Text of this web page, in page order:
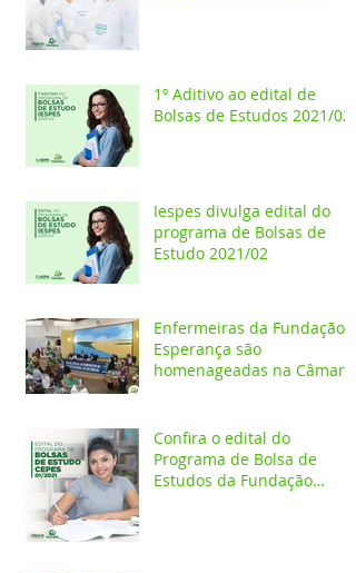
1º Aditivo ao edital de
Bolsas de Estudos 2021/02
Iespes divulga edital do
programa de Bolsas de
Estudo 2021/02
Enfermeiras da Fundação
Esperança são
homenageadas na Câmara
Confira o edital do
Programa de Bolsa de
Estudos da Fundação